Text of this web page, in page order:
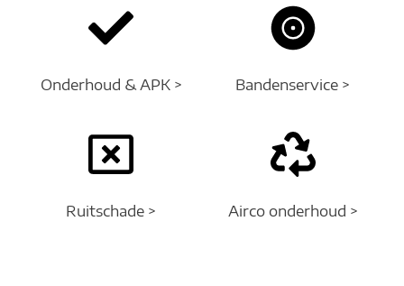
Onderhoud & APK > Bandenservice >
Ruitschade > Airco onderhoud >